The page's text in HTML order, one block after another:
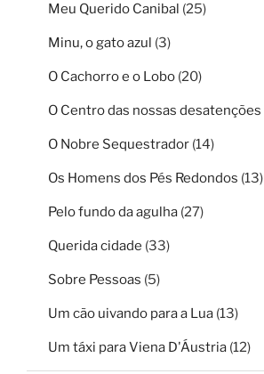
Meu Querido Canibal (25)
Minu, o gato azul (3)
O Cachorro e o Lobo (20)
O Centro das nossas desatenções
O Nobre Sequestrador (14)
Os Homens dos Pés Redondos (13)
Pelo fundo da agulha (27)
Querida cidade (33)
Sobre Pessoas (5)
Um cão uivando para a Lua (13)
Um táxi para Viena D'Áustria (12)